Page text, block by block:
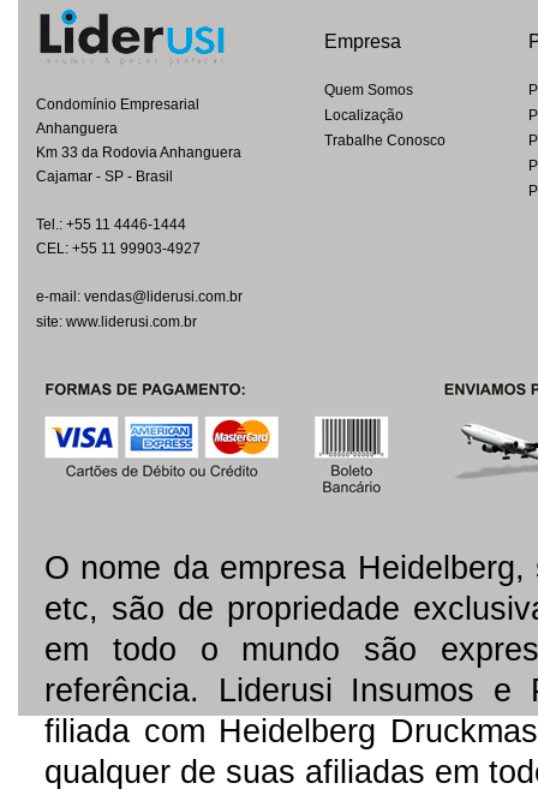
Condomínio Empresarial
Anhanguera
Km 33 da Rodovia Anhanguera
Cajamar - SP - Brasil
Tel.: +55 11 4446-1444
CEL: +55 11 99903-4927
e-mail: vendas@liderusi.com.br
site: www.liderusi.com.br
Empresa
Quem Somos
Localização
Trabalhe Conosco
O nome da empresa
etc, são de propriedade
em todo o mundo são
referência. Liderusi Insumos
filiada com Heidelberg
qualquer de suas afiliadas em